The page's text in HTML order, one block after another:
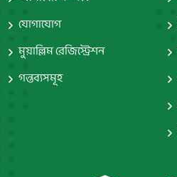
যোগাযোগ
মুয়াল্লিম রেজিস্ট্রেশন
গন্তব্যসমূহ